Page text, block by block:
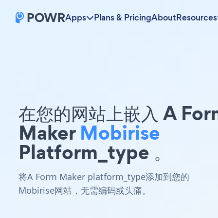
Apps Plans & PricingAboutResources
在您的网站上嵌入 A
MakerMobirise
Platform_type 。
将A Form Maker platform_type添加到您的
Mobirise网站，无需编码或头痛。